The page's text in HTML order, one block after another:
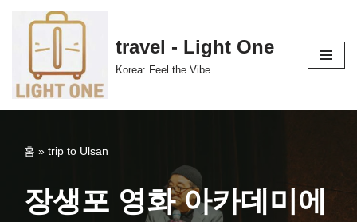
츠
로
travel - Light One
Korea: Feel the Vibe
홈 » trip to Ulsan
장생포 영화 아카데미에